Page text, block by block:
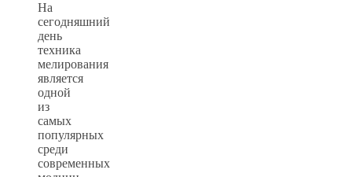
На
сегодняшний
день
техника
мелирования
является
одной
из
самых
популярных
среди
современных